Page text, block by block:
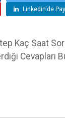
Linkedin'de
Kaç Saat
Cevapları